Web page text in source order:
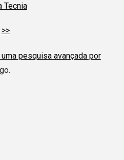
Tecnia
>>
pesquisa avançada por